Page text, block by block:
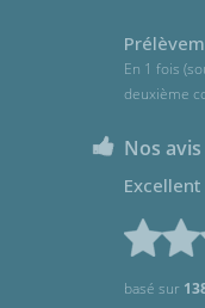
En 1 fois
deuxième
Nos
basé sur